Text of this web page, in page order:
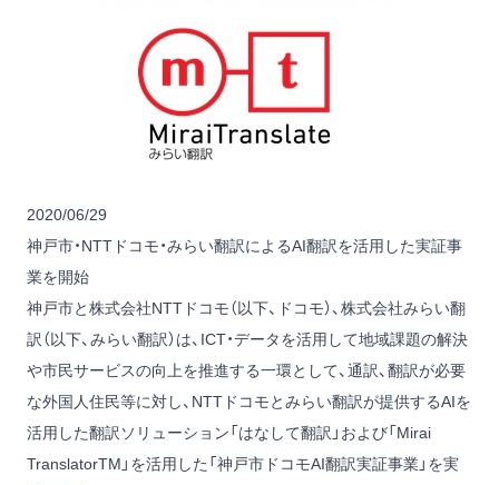
2020/06/29
神戸市・NTTドコモ・みらい翻訳によるAI翻訳を活用した実証事
業を開始
神戸市と株式会社NTTドコモ（以下、ドコモ）、株式会社みらい翻
訳（以下、みらい翻訳）は、ICT・データを活用して地域課題の解決
や市民サービスの向上を推進する一環として、通訳、翻訳が必要
な外国人住民等に対し、NTTドコモとみらい翻訳が提供するAIを
活用した翻訳ソリューション「はなして翻訳」および「Mirai
TranslatorTM」を活用した「神戸市ドコモAI翻訳実証事業」を実